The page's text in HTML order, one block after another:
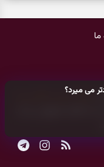
می میرد؟
شد این دعای معتبر را
امروز شنبه ۱۷ مرداد ۱۴۰۵ | پیام‌هایی برای شروع سنجیده،
ما
بهپایگاه خبری سرگرمی روز